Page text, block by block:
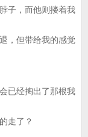
子，而他则搂着我
，但带给我的感觉
已经掏出了那根我
走了？